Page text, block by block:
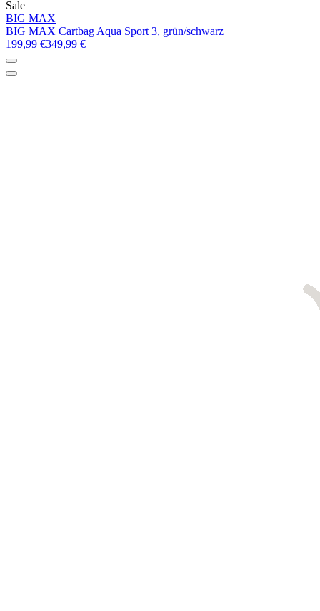
Sale
BIG MAX
BIG MAX Cartbag Aqua Sport 3, grün/schwarz
199,99 €349,99 €